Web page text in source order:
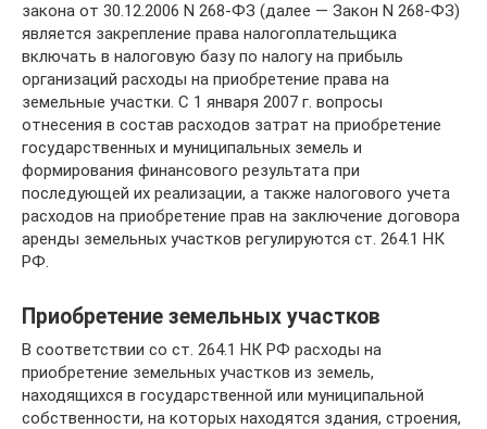
закона от 30.12.2006 N 268-ФЗ (далее — Закон N 268-ФЗ)
является закрепление права налогоплательщика
включать в налоговую базу по налогу на прибыль
организаций расходы на приобретение права на
земельные участки. С 1 января 2007 г. вопросы
отнесения в состав расходов затрат на приобретение
государственных и муниципальных земель и
формирования финансового результата при
последующей их реализации, а также налогового учета
расходов на приобретение прав на заключение договора
аренды земельных участков регулируются ст. 264.1 НК
РФ.
Приобретение земельных участков
В соответствии со ст. 264.1 НК РФ расходы на
приобретение земельных участков из земель,
находящихся в государственной или муниципальной
собственности, на которых находятся здания, строения,